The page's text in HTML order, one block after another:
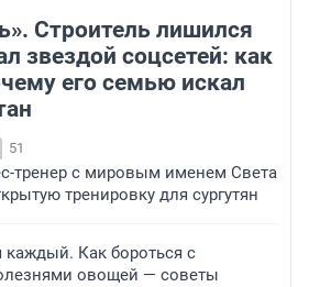
Строитель лишился
звездой соцсетей: как
его семью искал
51
тренер с мировым именем Света
тренировку для сургутян
каждый. Как бороться с
овощей — советы